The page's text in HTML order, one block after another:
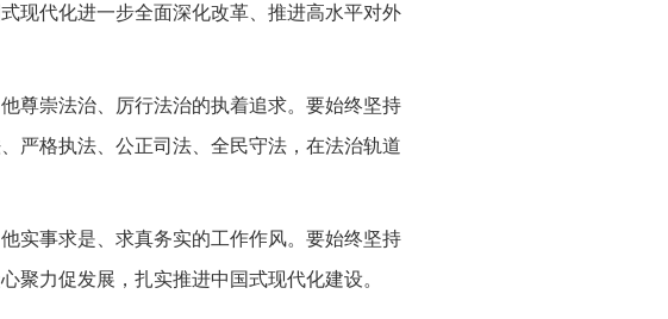
现代化进一步全面深化改革、推进高水平对外
尊崇法治、厉行法治的执着追求。要始终坚持
严格执法、公正司法、全民守法，在法治轨道
实事求是、求真务实的工作作风。要始终坚持
聚力促发展，扎实推进中国式现代化建设。